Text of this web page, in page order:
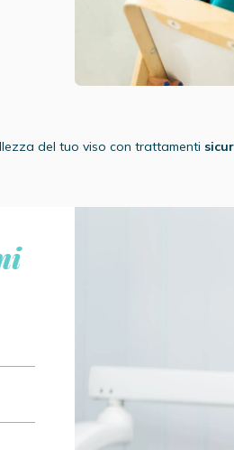
del tuo viso con trattamenti